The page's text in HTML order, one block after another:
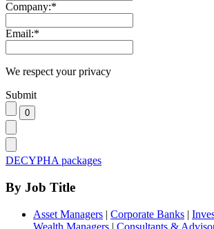
Company:*
Email:*
We respect your privacy
Submit
DECYPHA packages
By Job Title
Asset Managers | Corporate Banks |
Wealth Managers | Consultants &